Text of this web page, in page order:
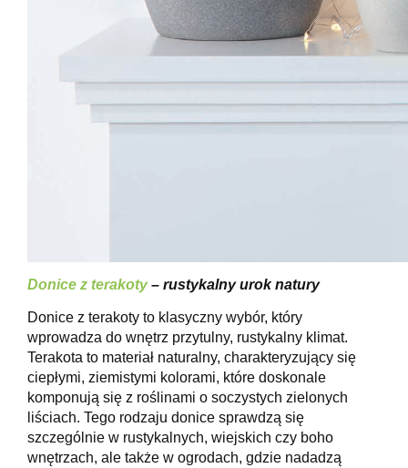
Donice z terakoty– rustykalny urok natury
Donice z terakoty to klasyczny wybór, który
wprowadza do wnętrz przytulny, rustykalny klimat.
Terakota to materiał naturalny, charakteryzujący się
ciepłymi, ziemistymi kolorami, które doskonale
komponują się z roślinami o soczystych zielonych
liściach. Tego rodzaju donice sprawdzą się
szczególnie w rustykalnych, wiejskich czy boho
wnętrzach, ale także w ogrodach, gdzie nadadzą